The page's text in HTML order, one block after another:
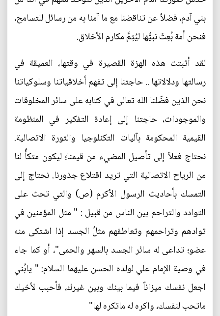
بني آدم، فضلاً عن تناقضنا مع ما آمنا به من رسائل للتسامح،
فنحن أمة بُعِثَ نبيُّها ليُتِمَّ مكارم الأخلاق.
لقد أثبتت هذه الهزة القصيرة في وقتها، العميقة في
رسالتها ودلالاتها .. حاجتنا إلى تفهم أخلاقياتنا وسلوكياتنا
نحن الذين فضّلنا الله تعالى في كتابه على سائر المخلوقات
والموجودات، حاجتنا إلى إعادة التفكير في المنظومة
القيمية المحكومة بآليات التكنلوجيا والثورة الاتصالية.
نحتاج فعلاً إلى تأصيل المضيء من قيمنا؛ ليكون متكأً لنا
من الرياح الاتصالية التي تريد اقتلاع جذورنا. نحتاج إلى
التمسك بأحاديث الرسول الأكرم (ص) والتي تحث على
التوادد والتراحم بين الناس من قبيل : " مثل المؤمنين في
توادهم وتراحمهم وتعاطفهم مثلُ الجسد إذا اشتكى منه
عضو؛ تداعى له سائر الجسد بالسهر والحمى"، أو كما جاء
في وصية الإمام علي لولده الحسن عليهما السلام: " يابُني
اجعل نفسك ميزاناً فيما بينك وبين غيرك، فأحبب لأخيك
ماتحب لنفسك، واكره له ماتكره لها"